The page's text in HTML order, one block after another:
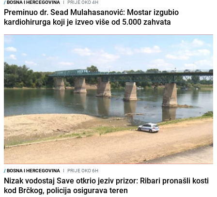
/BOSNA I HERCEGOVINA I PRIJE OKO 4H
Preminuo dr. Sead Mulahasanović: Mostar izgubio
kardiohirurga koji je izveo više od 5.000 zahvata
/BOSNA I HERCEGOVINA I PRIJE OKO 6H
Nizak vodostaj Save otkrio jeziv prizor: Ribari pronašli kosti
kod Brčkog, policija osigurava teren